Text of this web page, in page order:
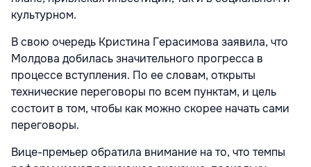
культурном.
В свою очередь Кристина Герасимова заявила, что
Молдова добилась значительного прогресса в
процессе вступления. По ее словам, открыты
технические переговоры по всем пунктам, и цель
состоит в том, чтобы как можно скорее начать сами
переговоры.
Вице-премьер обратила внимание на то, что темпы